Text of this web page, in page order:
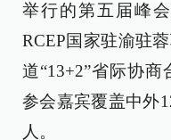
举行的第五届峰
RCEP国家驻渝驻
道“13+2”省际协商
参会嘉宾覆盖中外
人。